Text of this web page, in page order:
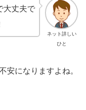
ネット詳しい
ひと
大丈夫で
安になりますよね。